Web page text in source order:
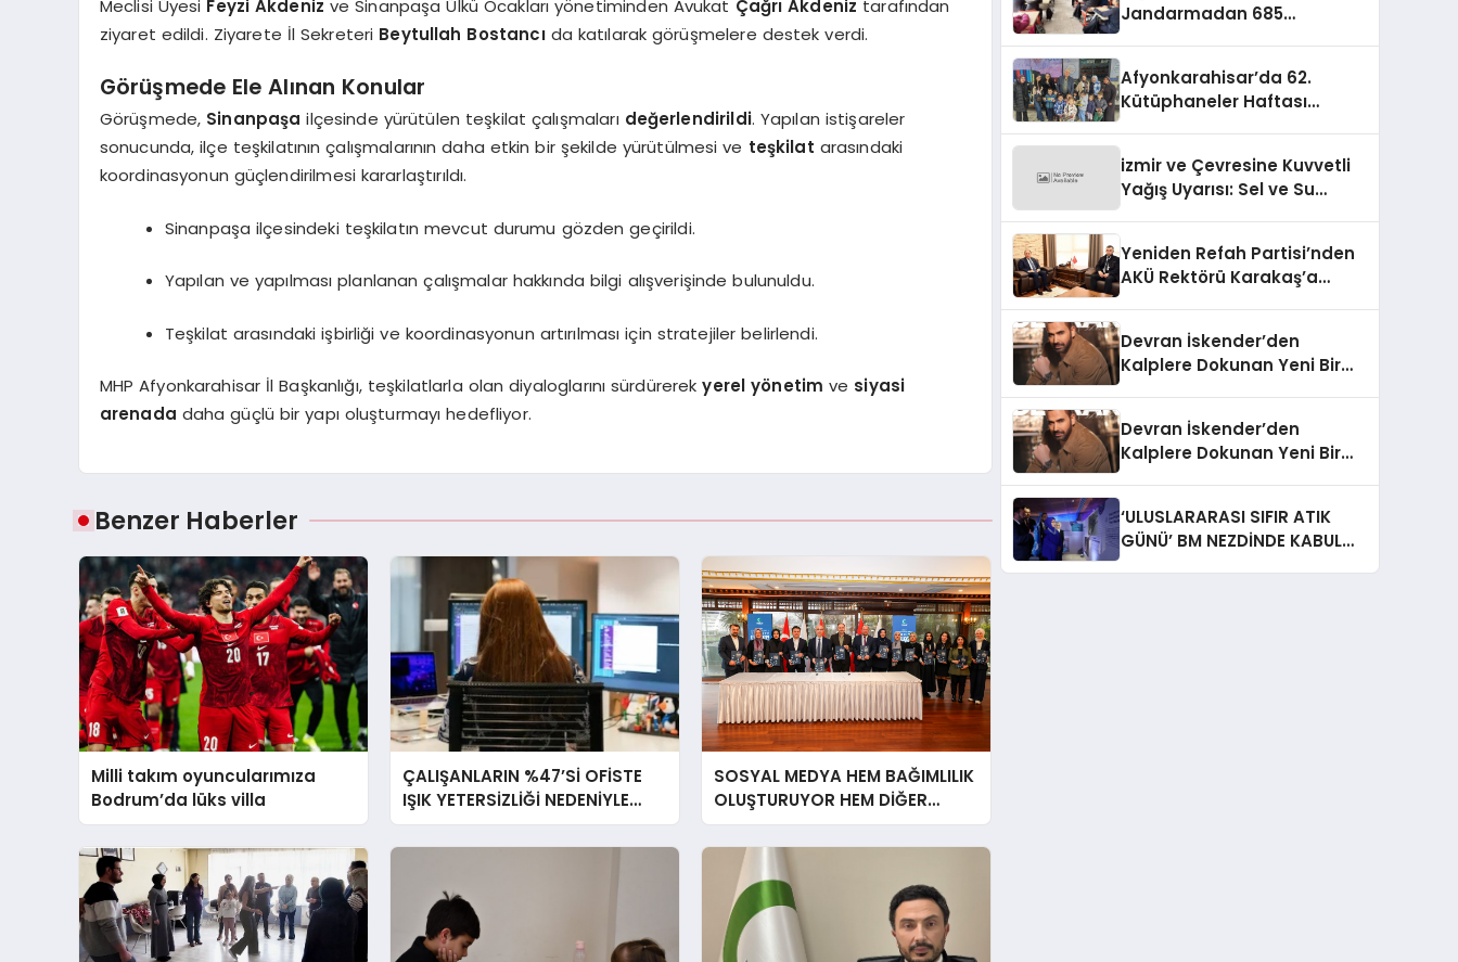
Meclisi Üyesi Feyzi Akdeniz ve Sinanpaşa Ülkü Ocakları yönetiminden Avukat Çağrı Akdeniz tarafından
ziyaret edildi. Ziyarete İl Sekreteri Beytullah Bostancıda katılarak görüşmelere destek verdi.
Görüşmede Ele Alınan Konular
Görüşmede, Sinanpaşa ilçesinde yürütülen teşkilat çalışmaları değerlendirildi. Yapılan istişareler
sonucunda, ilçe teşkilatının çalışmalarının daha etkin bir şekilde yürütülmesi ve teşkilat arasındaki
koordinasyonun güçlendirilmesi kararlaştırıldı.
Sinanpaşa ilçesindeki teşkilatın mevcut durumu gözden geçirildi.
Yapılan ve yapılması planlanan çalışmalar hakkında bilgi alışverişinde bulunuldu.
Teşkilat arasındaki işbirliği ve koordinasyonun artırılması için stratejiler belirlendi.
MHP Afyonkarahisar İl Başkanlığı, teşkilatlarla olan diyaloglarını sürdürerekyerel yönetim ve siyasi
arenada daha güçlü bir yapı oluşturmayı hedefliyor.
Benzer Haberler
Milli takım oyuncularımıza
Bodrum’da lüks villa
ÇALIŞANLARIN %47’Sİ OFİSTE
IŞIK YETERSİZLİĞİ NEDENİYLE
YORGUN HİSSEDİYOR
SOSYAL MEDYA HEM BAĞIMLILIK
OLUŞTURUYOR HEM DİĞER
BAĞIMLILIKLARA ZEMİN
HAZIRLIYOR”
Jandarmadan 685
Afyonkarahisar’da 62.
Kütüphaneler Haftası
izmir ve Çevresine Kuvvetli
Yağış Uyarısı: Sel ve Su
Yeniden Refah Partisi’nden
AKÜ Rektörü Karakaş’a
Devran İskender’den
Kalplere Dokunan Yeni Bir
Devran İskender’den
Kalplere Dokunan Yeni Bir
‘ULUSLARARASI SIFIR ATIK
GÜNÜ’ BM NEZDİNDE KABUL